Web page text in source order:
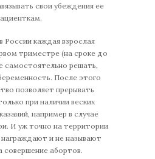
свои убеждения ее
России каждая взрослая
триместре (на сроке до
самостоятельно решать,
После этого
позволяет прерывать
при наличии веских
например в случае
И уж точно на территории
награждают и не называют
совершение абортов.